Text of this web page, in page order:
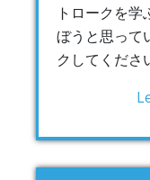
トロークを
ぼうと思って
クしてくださ